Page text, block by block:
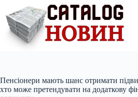
вмісту
Пенсіонери мають шанс отримати
хто може претендувати на додаткову